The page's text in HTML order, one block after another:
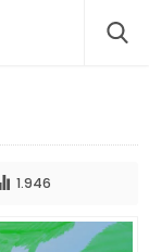
1.946